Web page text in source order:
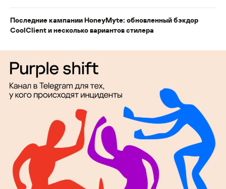
Последние кампании HoneyMyte: обновленный бэкдор
CoolClient и несколько вариантов стилера